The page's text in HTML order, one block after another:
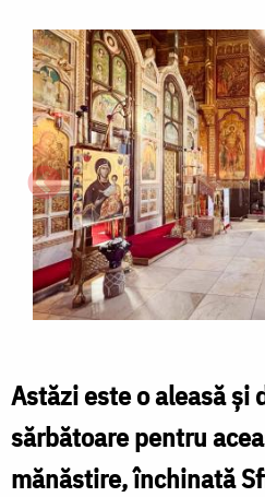
Astăzi este o aleasă și
sărbătoare pentru
mănăstire, închinată